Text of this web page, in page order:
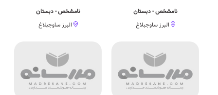
نامشخص - دبستان
البرز ساوجبلاغ
نامشخص - دبستان
البرز ساوجبلاغ